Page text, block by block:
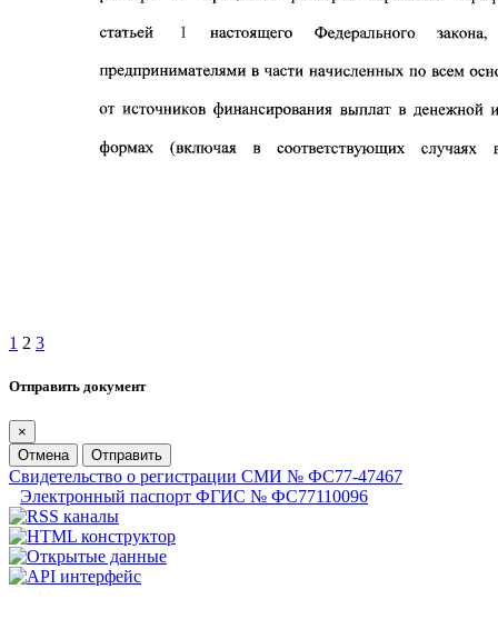
1 2 3
Отправить документ
×
Отмена
Отправить
Свидетельство о регистрации СМИ № ФС77-47467
Электронный паспорт ФГИС № ФС77110096